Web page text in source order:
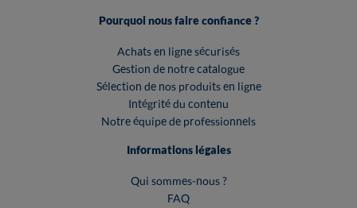
Pourquoi nous faire confiance ?
Achats en ligne sécurisés
Gestion de notre catalogue
Sélection de nos produits en ligne
Intégrité du contenu
Notre équipe de professionnels
Informations légales
Qui sommes-nous ?
FAQ